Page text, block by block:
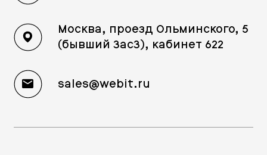
Москва, проезд Ольминского, 5
(бывший 3ас3), кабинет 622
sales@webit.ru